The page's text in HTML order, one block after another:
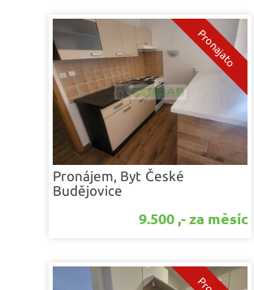
Pronájem, Byt České
Budějovice
9.500 ,- za měsíc